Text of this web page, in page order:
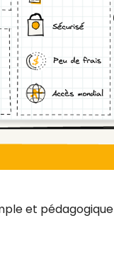
et pédagogique